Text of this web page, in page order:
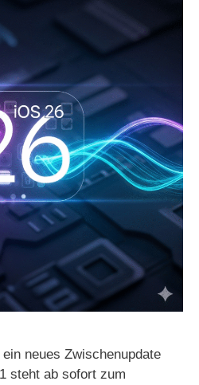
neues Zwischenupdate
steht ab sofort zum